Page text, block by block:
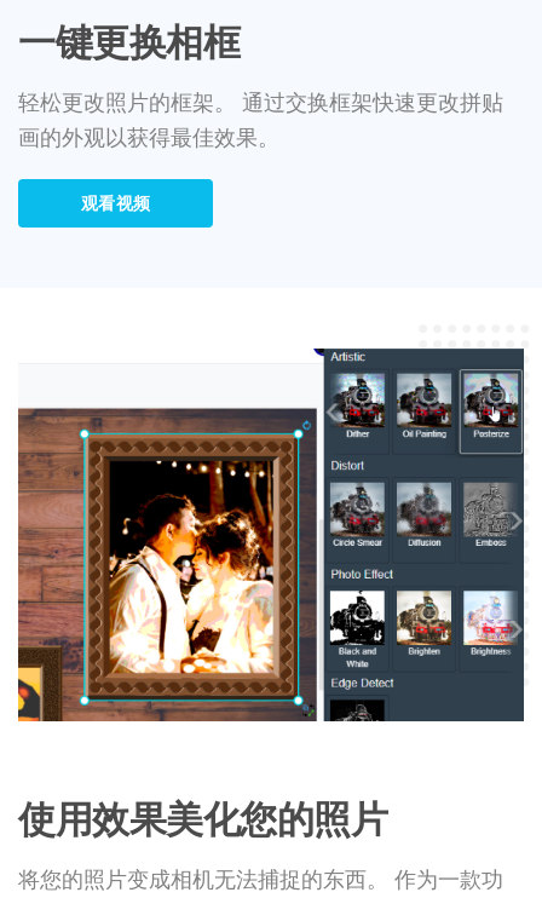
一键更换相框
轻松更改照片的框架。 通过交换框架快速更改拼贴
画的外观以获得最佳效果。
观看视频
使用效果美化您的照片
将您的照片变成相机无法捕捉的东西。 作为一款功